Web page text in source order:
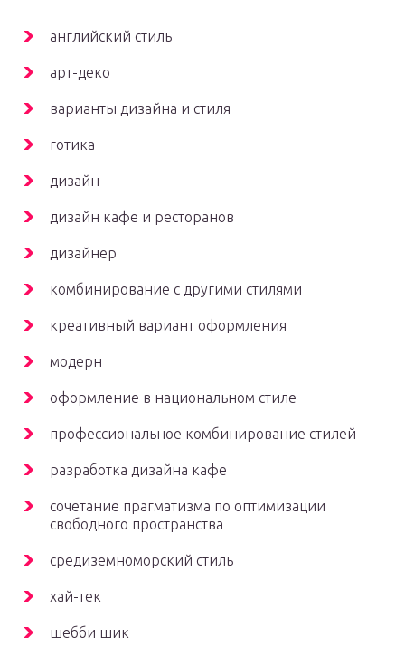
английский стиль
арт-деко
варианты дизайна и стиля
готика
дизайн
дизайн кафе и ресторанов
дизайнер
комбинирование с другими стилями
креативный вариант оформления
модерн
оформление в национальном стиле
профессиональное комбинирование стилей
разработка дизайна кафе
сочетание прагматизма по оптимизации
свободного пространства
средиземноморский стиль
хай-тек
шебби шик